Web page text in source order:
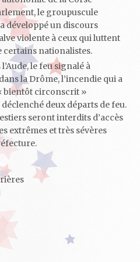
le groupuscule
développé un discours
violente à ceux qui luttent
certains nationalistes.
le feu signalé à
la Drôme, l’incendie qui a
bientôt circonscrit »
deux départs de feu.
seront interdits d’accès
extrêmes et très sévères